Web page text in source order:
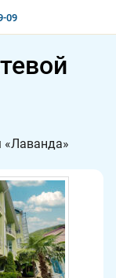
09
«Лаванда»